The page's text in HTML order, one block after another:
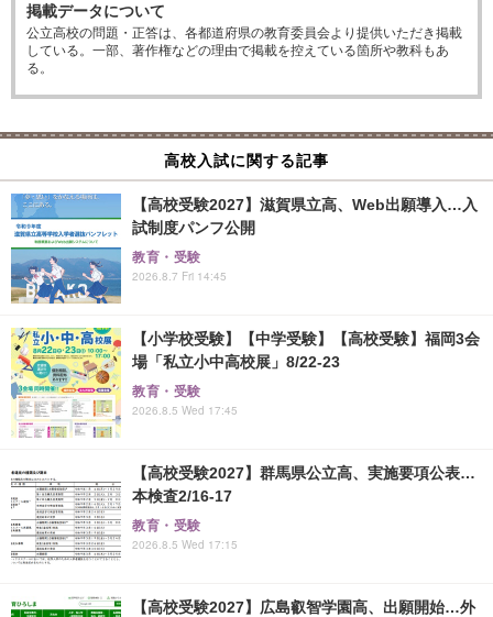
掲載データについて
公立高校の問題・正答は、各都道府県の教育委員会より提供いただき掲載
している。一部、著作権などの理由で掲載を控えている箇所や教科もあ
る。
高校入試に関する記事
【高校受験2027】滋賀県立高、Web出願導入…入
試制度パンフ公開
教育・受験
2026.8.7 Fri 14:45
【小学校受験】【中学受験】【高校受験】福岡3会
場「私立小中高校展」8/22-23
教育・受験
2026.8.5 Wed 17:45
【高校受験2027】群馬県公立高、実施要項公表…
本検査2/16-17
教育・受験
2026.8.5 Wed 17:15
【高校受験2027】広島叡智学園高、出願開始…外